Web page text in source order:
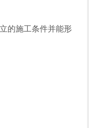
的施工条件并能形